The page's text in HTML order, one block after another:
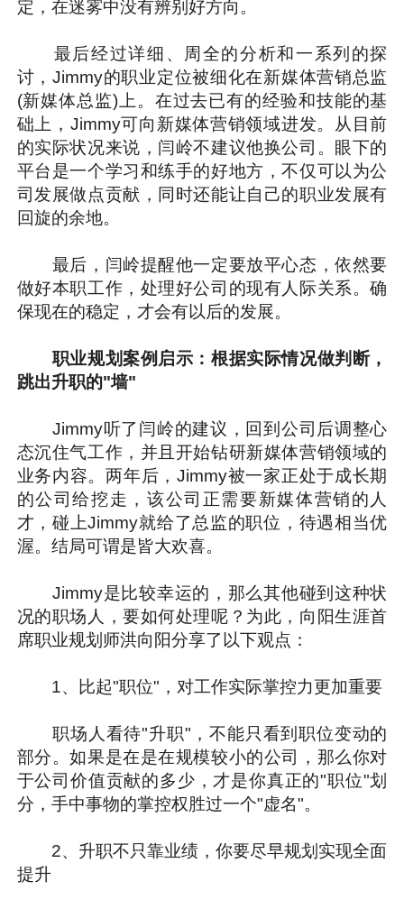
定，在迷雾中没有辨别好方向。
最后经过详细、周全的分析和一系列的探
讨，Jimmy的职业定位被细化在新媒体营销总监
(新媒体总监)上。在过去已有的经验和技能的基
础上，Jimmy可向新媒体营销领域进发。从目前
的实际状况来说，闫岭不建议他换公司。眼下的
平台是一个学习和练手的好地方，不仅可以为公
司发展做点贡献，同时还能让自己的职业发展有
回旋的余地。
最后，闫岭提醒他一定要放平心态，依然要
做好本职工作，处理好公司的现有人际关系。确
保现在的稳定，才会有以后的发展。
职业规划案例启示：根据实际情况做判断，
跳出升职的"墙"
Jimmy听了闫岭的建议，回到公司后调整心
态沉住气工作，并且开始钻研新媒体营销领域的
业务内容。两年后，Jimmy被一家正处于成长期
的公司给挖走，该公司正需要新媒体营销的人
才，碰上Jimmy就给了总监的职位，待遇相当优
渥。结局可谓是皆大欢喜。
Jimmy是比较幸运的，那么其他碰到这种状
况的职场人，要如何处理呢？为此，向阳生涯首
席职业规划师洪向阳分享了以下观点：
1、比起"职位"，对工作实际掌控力更加重要
职场人看待"升职"，不能只看到职位变动的
部分。如果是在是在规模较小的公司，那么你对
于公司价值贡献的多少，才是你真正的"职位"划
分，手中事物的掌控权胜过一个"虚名"。
2、升职不只靠业绩，你要尽早规划实现全面
提升